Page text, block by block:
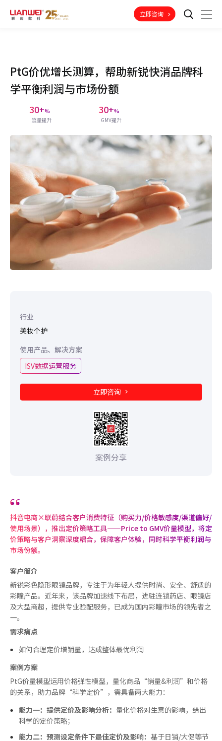
立即咨询
PtG价优增长测算，帮助新锐快消品牌科
学平衡利润与市场份额
30+%
流量提升
30+%
GMV提升
行业
美妆个护
使用产品、解决方案
ISV数据运营服务
立即咨询
案例分享
抖音电商×联蔚结合客户消费特征（购买力/价格敏感度/渠道偏好/
使用场景），推出定价策略工具——Price to GMV价量模型，将定
价策略与客户洞察深度耦合，保障客户体验，同时科学平衡利润与
市场份额。
客户简介
新锐彩色隐形眼镜品牌，专注于为年轻人提供时尚、安全、舒适的
彩瞳产品。近年来，该品牌加速线下布局，进驻连锁药店、眼镜店
及大型商超，提供专业验配服务，已成为国内彩瞳市场的领先者之
一。
需求痛点
如何合理定价增销量，达成整体最优利润
案例方案
PtG价量模型运用价格弹性模型，量化商品“销量&利润”和价格
的关系，助力品牌“科学定价”，需具备两大能力：
能力一：提供定价及影响分析： 量化价格对生意的影响，给出
科学的定价策略；
能力二：预测设定条件下最佳定价及影响： 基于日销/大促等节